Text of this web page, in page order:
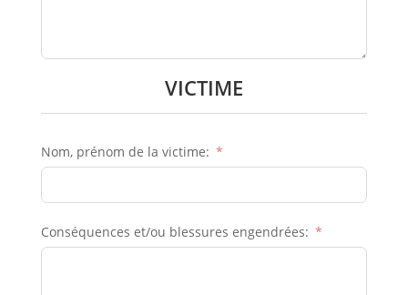
VICTIME
Nom, prénom de la victime:
Conséquences et/ou blessures engendrées: